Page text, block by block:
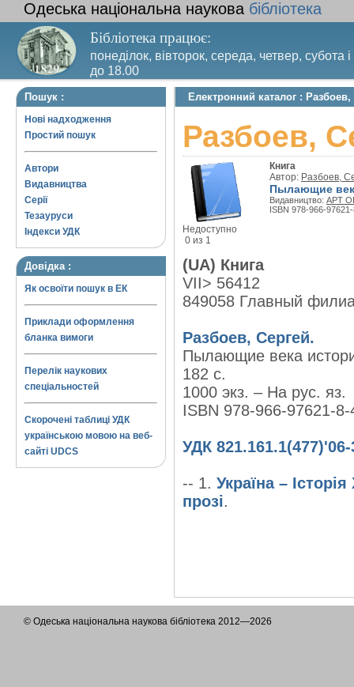
Одеська національна наукова бібліотека
Бібліотека працює:
понеділок, вівторок, середа, четвер, субота
до 18.00
Вихідний день – п’ятниця. Останній четвер
Пошук :
Нові надходження
Простий пошук
Автори
Видавництва
Серії
Тезауруси
Індекси УДК
Довідка :
Як освоїти пошук в ЕК
Приклади оформлення
бланка вимоги
Перелік наукових
спеціальностей
Скорочені таблиці УДК
українською мовою на веб-
сайті UDCS
Електронний каталог :
Разбоев,
Недоступно
0 из 1
Книга
Автор: Разбоев,
Пылающие
Видавництво: АРТ
ISBN 978-966-
(UA) Книга
VII> 56412
849058 Главный
Разбоев, Сергей.
Пылающие века
182 с.
1000 экз. – На рус. яз.
ISBN 978-966-97621-8-
УДК 821.161.1(477)'06-
-- 1. Україна –
прозі.
© Одеська національна наукова бібліотека 2012—2026